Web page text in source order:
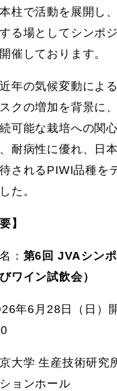
柱で活動を展開し
る場としてシンポ
催しております。
年の気候変動によ
クの増加を背景に
可能な栽培への関
耐病性に優れ、日
されるPIWI品種を
た。
】
： 第6回 JVAシン
ワイン試飲会）
年6月28日（日）
大学 生産技術研究
ョンホール